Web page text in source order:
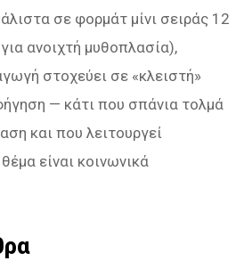
σε φορμάτ μίνι σειράς 12
ανοιχτή μυθοπλασία),
στοχεύει σε «κλειστή»
— κάτι που σπάνια τολμά
και που λειτουργεί
είναι κοινωνικά